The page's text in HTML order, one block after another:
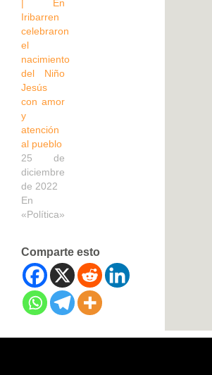
| En
Iribarren
celebraron
el
nacimiento
del Niño
Jesús
con amor
y
atención
al pueblo
25 de
diciembre
de 2022
En
«Política»
Comparte esto